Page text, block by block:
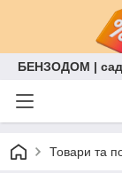
БЕНЗОДОМ |
Товари та